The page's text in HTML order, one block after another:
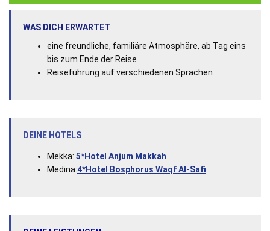
WAS DICH ERWARTET
eine freundliche, familiäre Atmosphäre, ab Tag eins
bis zum Ende der Reise
Reiseführung auf verschiedenen Sprachen
DEINE HOTELS
Mekka: 5*Hotel Anjum Makkah
Medina:4*Hotel Bosphorus Waqf Al-Safi